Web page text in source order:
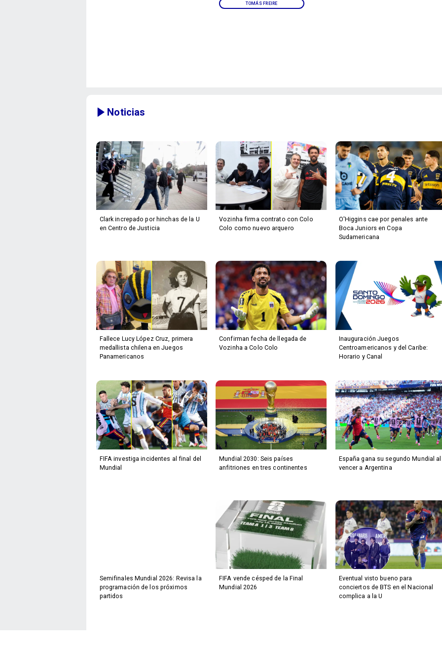
TOMÁS FREIRE
Noticias
Clark increpado por hinchas de la U
en Centro de Justicia
Vozinha firma contrato con Colo
Colo como nuevo arquero
O'Higgins cae por penales ante
Boca Juniors en Copa
Sudamericana
Fallece Lucy López Cruz, primera
medallista chilena en Juegos
Panamericanos
Confirman fecha de llegada de
Vozinha a Colo Colo
Inauguración Juegos
Centroamericanos y del Caribe:
Horario y Canal
FIFA investiga incidentes al final del
Mundial
Mundial 2030: Seis países
anfitriones en tres continentes
España gana su segundo Mundial al
vencer a Argentina
Semifinales Mundial 2026: Revisa la
programación de los próximos
partidos
FIFA vende césped de la Final
Mundial 2026
Eventual visto bueno para
conciertos de BTS en el Nacional
complica a la U